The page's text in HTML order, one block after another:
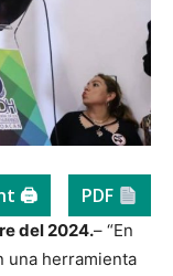
🖨 PDF
del 2024.– “En
una herramienta